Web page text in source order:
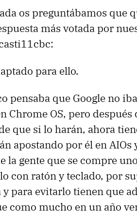
os preguntábamos que
más votada por
para ello.
pensaba que Google no
Chrome OS, pero después
que si lo harán, ahora
apostando por él en
la gente que se compre
con ratón y teclado, por
para evitarlo tienen que
como mucho en un año